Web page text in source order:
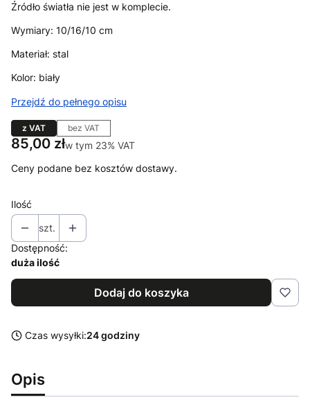
Źródło światła nie jest w komplecie.
Wymiary: 10/16/10 cm
Materiał: stal
Kolor: biały
Przejdź do pełnego opisu
z VAT bez VAT
Cena
85,00 złw tym 23% VAT
w tym 23% VAT
Ceny podane bez kosztów dostawy.
Ilość
szt.
Dostępność:
duża ilość
Dodaj do koszyka
Czas wysyłki:24 godziny
Opis